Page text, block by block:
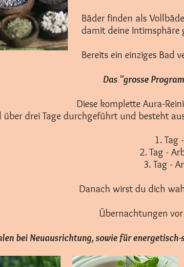
Bäder finden als
damit deine Intimsphäre
Bereits ein einziges Bad
Das "grosse
Diese komplette Aura-
über drei Tage durchgeführt und besteht
1. Tag
2. Tag -
3. Tag -
Danach wirst du dich
Übernachtungen
bei Neuausrichtung, sowie für